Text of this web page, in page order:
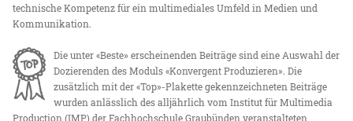
technische Kompetenz für ein multimediales Umfeld in Medien und
Kommunikation.
Die unter «Beste» erscheinenden Beiträge sind eine Auswahl der
Dozierenden des Moduls «Konvergent Produzieren». Die
zusätzlich mit der «Top»-Plakette gekennzeichneten Beiträge
wurden anlässlich des alljährlich vom Institut für Multimedia
Production (IMP) der Fachhochschule Graubünden veranstalteten